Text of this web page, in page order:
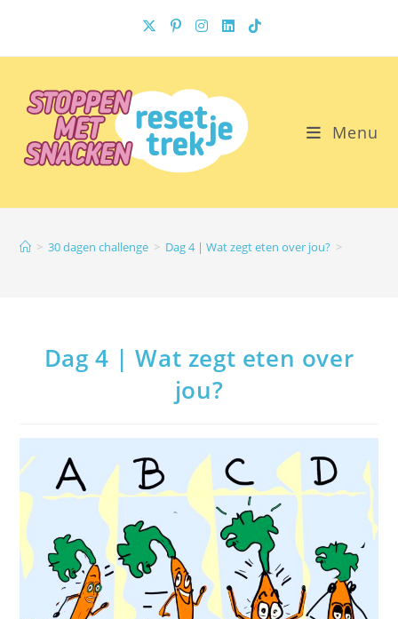
inhoud
Menu
> 30 dagen challenge > Dag 4 | Wat zegt eten over jou? >
Dag 4 | Wat zegt eten over
jou?